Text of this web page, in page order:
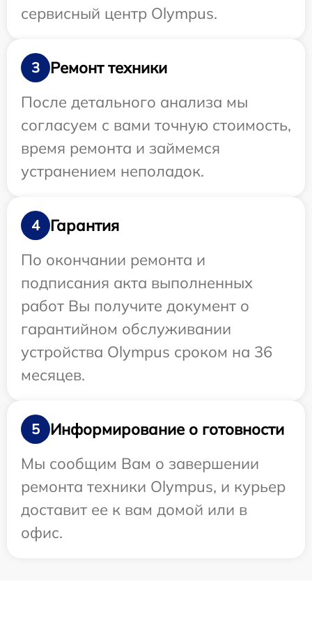
сервисный центр Olympus.
3
Ремонт техники
После детального анализа мы
согласуем с вами точную стоимость,
время ремонта и займемся
устранением неполадок.
4
Гарантия
По окончании ремонта и
подписания акта выполненных
работ Вы получите документ о
гарантийном обслуживании
устройства Olympus сроком на 36
месяцев.
5
Информирование о готовности
Мы сообщим Вам о завершении
ремонта техники Olympus, и курьер
доставит ее к вам домой или в
офис.